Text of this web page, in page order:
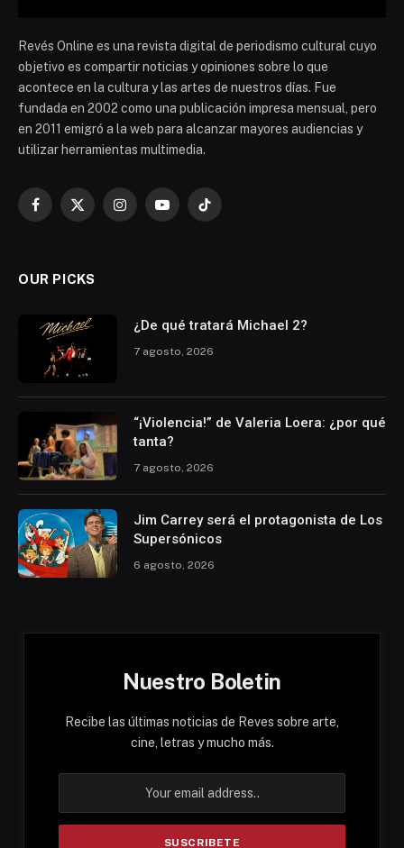
Revés Online es una revista digital de periodismo cultural cuyo
objetivo es compartir noticias y opiniones sobre lo que
acontece en la cultura y las artes de nuestros días. Fue
fundada en 2002 como una publicación impresa mensual, pero
en 2011 emigró a la web para alcanzar mayores audiencias y
utilizar herramientas multimedia.
Facebook
X
InstagramYouTubeTikTok
OUR PICKS
¿De qué tratará Michael 2?
7 agosto, 2026
“¡Violencia!” de Valeria Loera: ¿por qué
tanta?
7 agosto, 2026
Jim Carrey será el protagonista de Los
Supersónicos
6 agosto, 2026
Nuestro Boletin
Recibe las últimas noticias de Reves sobre arte,
cine, letras y mucho más.